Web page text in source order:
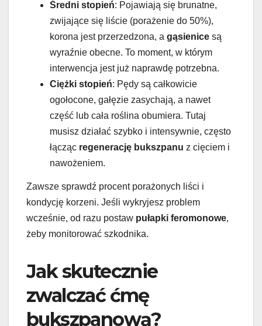
Średni stopień: Pojawiają się brunatne,
zwijające się liście (porażenie do 50%),
korona jest przerzedzona, a gąsienice są
wyraźnie obecne. To moment, w którym
interwencja jest już naprawdę potrzebna.
Ciężki stopień: Pędy są całkowicie
ogołocone, gałęzie zasychają, a nawet
część lub cała roślina obumiera. Tutaj
musisz działać szybko i intensywnie, często
łącząc regenerację bukszpanu z cięciem i
nawożeniem.
Zawsze sprawdź procent porażonych liści i
kondycję korzeni. Jeśli wykryjesz problem
wcześnie, od razu postaw pułapki feromonowe,
żeby monitorować szkodnika.
Jak skutecznie
zwalczać ćmę
bukszpanową?